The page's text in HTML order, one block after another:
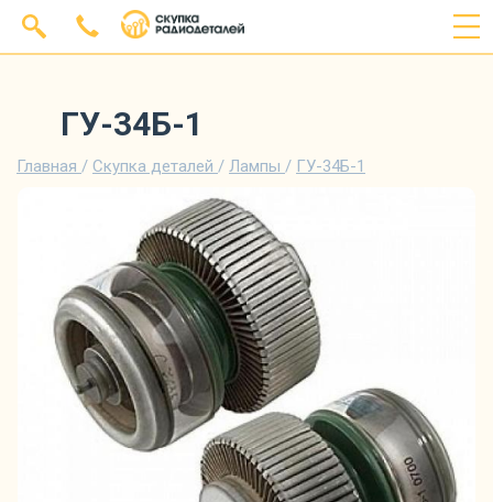
ГУ-34Б-1
Главная / Скупка деталей / Лампы / ГУ-34Б-1